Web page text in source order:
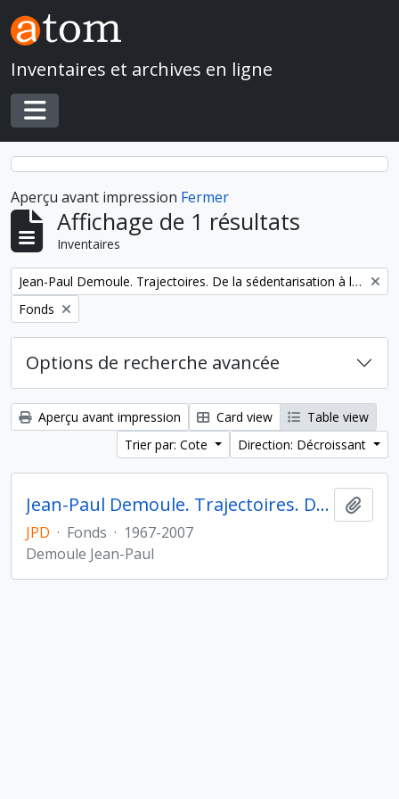
Skip to main content
Inventaires et archives en ligne
Toggle navigation
Aperçu avant impression Fermer
Affichage de 1 résultats
Inventaires
Remove filter:
Jean-Paul Demoule. Trajectoires. De la sédentarisation à l'État
Remove filter:
Fonds
Options de recherche avancée
Aperçu avant impression Card view
Table view
Trier par: Cote
Direction: Décroissant
Jean-Paul Demoule. Trajectoires. De la sédentarisation à l'État
JPD · Fonds · 1967-2007
Demoule Jean-Paul